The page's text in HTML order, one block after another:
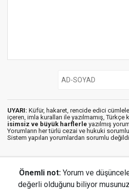
UYARI: Küfür, hakaret, rencide edici
içeren, imla kuralları ile yazılmamış, Türkçe
isimsiz ve büyük harflerle yazılmış
Yorumların her türlü cezai ve hukuki
Sistem yapılan yorumlardan sorumlu
Önemli not: Yorum ve
değerli olduğunu biliyor